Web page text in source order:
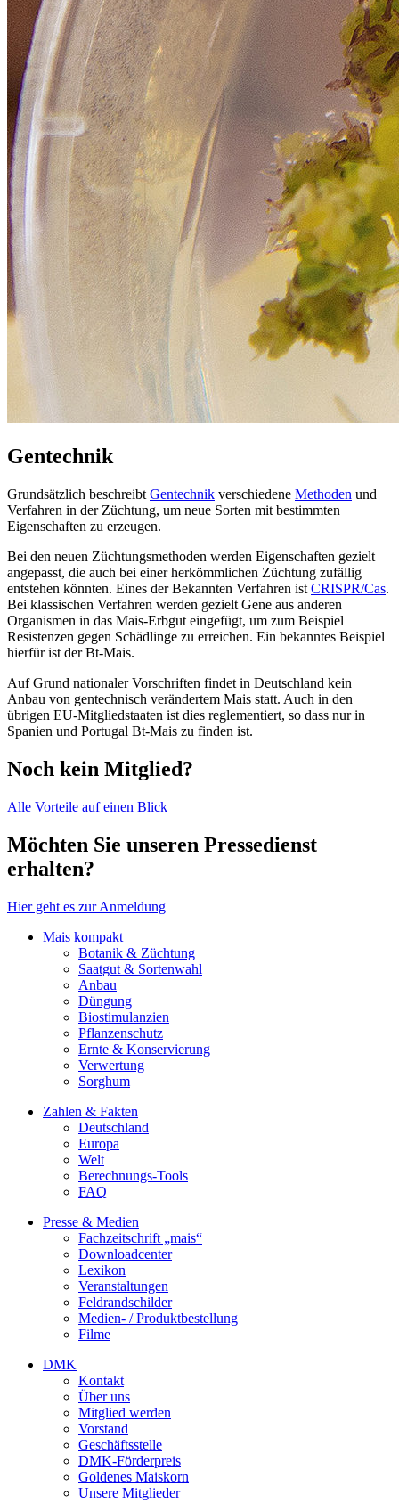
Gentechnik
Grundsätzlich beschreibt Gentechnik verschiedene Methoden und
Verfahren in der Züchtung, um neue Sorten mit bestimmten
Eigenschaften zu erzeugen.
Bei den neuen Züchtungsmethoden werden Eigenschaften gezielt
angepasst, die auch bei einer herkömmlichen Züchtung zufällig
entstehen könnten. Eines der Bekannten Verfahren ist CRISPR/Cas.
Bei klassischen Verfahren werden gezielt Gene aus anderen
Organismen in das Mais-Erbgut eingefügt, um zum Beispiel
Resistenzen gegen Schädlinge zu erreichen. Ein bekanntes Beispiel
hierfür ist der Bt-Mais.
Auf Grund nationaler Vorschriften findet in Deutschland kein
Anbau von gentechnisch verändertem Mais statt. Auch in den
übrigen EU-Mitgliedstaaten ist dies reglementiert, so dass nur in
Spanien und Portugal Bt-Mais zu finden ist.
Noch kein Mitglied?
Alle Vorteile auf einen Blick
Möchten Sie unseren Pressedienst
erhalten?
Hier geht es zur Anmeldung
Mais kompakt
Botanik & Züchtung
Saatgut & Sortenwahl
Anbau
Düngung
Biostimulanzien
Pflanzenschutz
Ernte & Konservierung
Verwertung
Sorghum
Zahlen & Fakten
Deutschland
Europa
Welt
Berechnungs-Tools
FAQ
Presse & Medien
Fachzeitschrift „mais“
Downloadcenter
Lexikon
Veranstaltungen
Feldrandschilder
Medien- / Produktbestellung
Filme
DMK
Kontakt
Über uns
Mitglied werden
Vorstand
Geschäftsstelle
DMK-Förderpreis
Goldenes Maiskorn
Unsere Mitglieder